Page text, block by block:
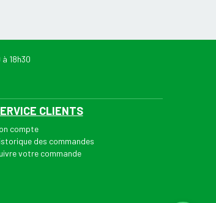
18h30
CLIENTS
compte
des commandes
votre commande